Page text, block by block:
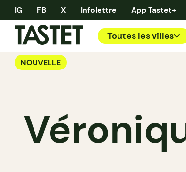
IG FB X Infolettre App Tastet+
Toutes les villes
NOUVELLE